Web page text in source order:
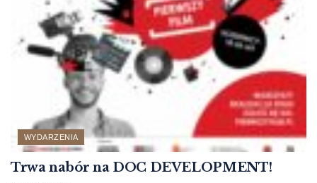
WYDARZENIA
Trwa nabór na DOC DEVELOPMENT!